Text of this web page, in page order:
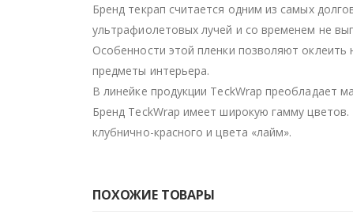
Бренд текрап считается одним из самых
ультрафиолетовых лучей и со временем не
Особенности этой пленки позволяют
предметы интерьера.
В линейке продукции TeckWrap преобладает
Бренд TeckWrap имеет широкую гамму цветов.
клубнично-красного и цвета «лайм».
ПОХОЖИЕ ТОВАРЫ